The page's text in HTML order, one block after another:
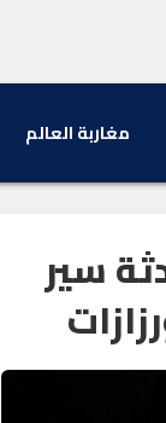
مغاربة العالم
سير